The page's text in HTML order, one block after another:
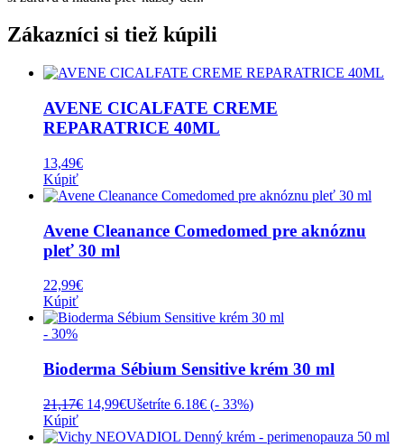
Zákazníci si tiež kúpili
AVENE CICALFATE CREME
REPARATRICE 40ML
13,49€
Kúpiť
Avene Cleanance Comedomed pre aknóznu
pleť 30 ml
22,99€
Kúpiť
- 30%
Bioderma Sébium Sensitive krém 30 ml
21,17€ Pôvodná
bola:
14,99€Aktuálna
je:
Ušetríte 6.18€ (- 33%)
Kúpiť